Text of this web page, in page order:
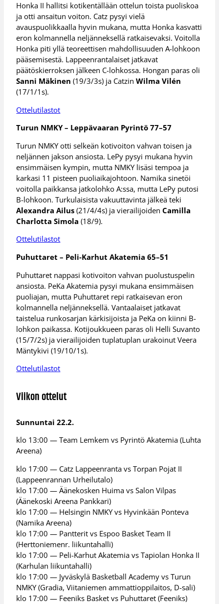
Honka II hallitsi kotikentällään ottelun toista puoliskoa
ja otti ansaitun voiton. Catz pysyi vielä
avauspuolikkaalla hyvin mukana, mutta Honka kasvatti
eron kolmannella neljänneksellä ratkaisevaksi. Voitolla
Honka piti yllä teoreettisen mahdollisuuden A-lohkoon
pääsemisestä. Lappeenrantalaiset jatkavat
päätöskierroksen jälkeen C-lohkossa. Hongan paras oli
Sanni Mäkinen (19/3/3s) ja CatzinWilma Vilén
(17/1/1s).
Ottelutilastot
Turun NMKY – Leppävaaran Pyrintö 77–57
Turun NMKY otti selkeän kotivoiton vahvan toisen ja
neljännen jakson ansiosta. LePy pysyi mukana hyvin
ensimmäisen kympin, mutta NMKY lisäsi tempoa ja
karkasi 11 pisteen puoliaikajohtoon. Namika sinetöi
voitolla paikkansa jatkolohko A:ssa, mutta LePy putosi
B-lohkoon. Turkulaisista vakuuttavinta jälkeä teki
Alexandra Ailus (21/4/4s) ja vierailijoidenCamilla
Charlotta Simola (18/9).
Ottelutilastot
Puhuttaret – Peli-Karhut Akatemia 65–51
Puhuttaret nappasi kotivoiton vahvan puolustuspelin
ansiosta. PeKa Akatemia pysyi mukana ensimmäisen
puoliajan, mutta Puhuttaret repi ratkaisevan eron
kolmannella neljänneksellä. Vantaalaiset jatkavat
taistelua runkosarjan kärkisijoista ja PeKa on kiinni B-
lohkon paikassa. Kotijoukkueen paras oli Helli Suvanto
(15/7/2s) ja vierailijoiden tuplatuplan urakoinut Veera
Mäntykivi (19/10/1s).
Ottelutilastot
Viikon ottelut
Sunnuntai 22.2.
klo 13:00 — Team Lemkem vs Pyrintö Akatemia (Luhta
Areena)
klo 17:00 — Catz Lappeenranta vs Torpan Pojat II
(Lappeenrannan Urheilutalo)
klo 17:00 — Äänekosken Huima vs Salon Vilpas
(Äänekoski Areena Pankkari)
klo 17:00 — Helsingin NMKY vs Hyvinkään Ponteva
(Namika Areena)
klo 17:00 — Pantterit vs Espoo Basket Team II
(Herttoniemenr. liikuntahalli)
klo 17:00 — Peli-Karhut Akatemia vs Tapiolan Honka II
(Karhulan liikuntahalli)
klo 17:00 — Jyväskylä Basketball Academy vs Turun
NMKY (Gradia, Viitaniemen ammattioppilaitos, D-sali)
klo 17:00 — Feeniks Basket vs Puhuttaret (Feeniks)